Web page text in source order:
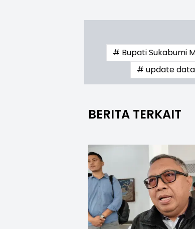
# Bupati Sukabumi
# update
BERITA TERKAIT